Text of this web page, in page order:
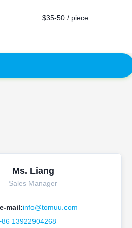
$35-50 / piece
Ms. Liang
Sales Manager
mail:info@tomuu.com
13922904268